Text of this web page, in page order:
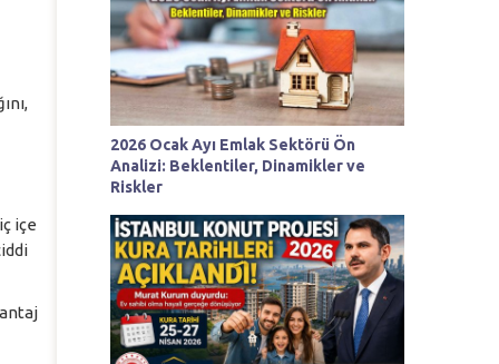
içe
2026 Ocak Ayı Emlak Sektörü Ön
Analizi: Beklentiler, Dinamikler ve
Riskler